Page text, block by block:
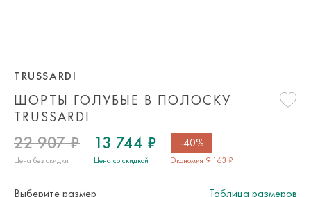
ШОРТЫ ГОЛУБЫЕ В ПОЛОСКУ
TRUSSARDI
TRUSSARDI
22 907 ₽
Цена без скидки
13 744 ₽
Цена со скидкой
-40%
Экономия 9 163 ₽
Выберите размер
Таблица размеров